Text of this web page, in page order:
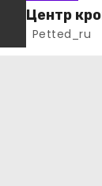
Центр
Petted_ru